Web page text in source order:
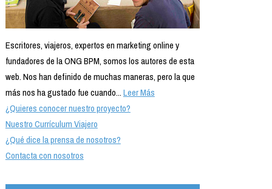
Escritores, viajeros, expertos en marketing online y
fundadores de la ONG BPM, somos los autores de esta
web. Nos han definido de muchas maneras, pero la que
más nos ha gustado fue cuando...Leer Más
¿Quieres conocer nuestro proyecto?
Nuestro Currículum Viajero
¿Qué dice la prensa de nosotros?
Contacta con nosotros